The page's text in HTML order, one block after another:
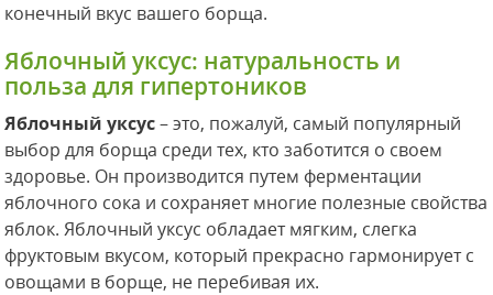
конечный вкус вашего борща.
Яблочный уксус: натуральность и
польза для гипертоников
Яблочный уксус– это, пожалуй, самый популярный
выбор для борща среди тех, кто заботится о своем
здоровье. Он производится путем ферментации
яблочного сока и сохраняет многие полезные свойства
яблок. Яблочный уксус обладает мягким, слегка
фруктовым вкусом, который прекрасно гармонирует с
овощами в борще, не перебивая их.